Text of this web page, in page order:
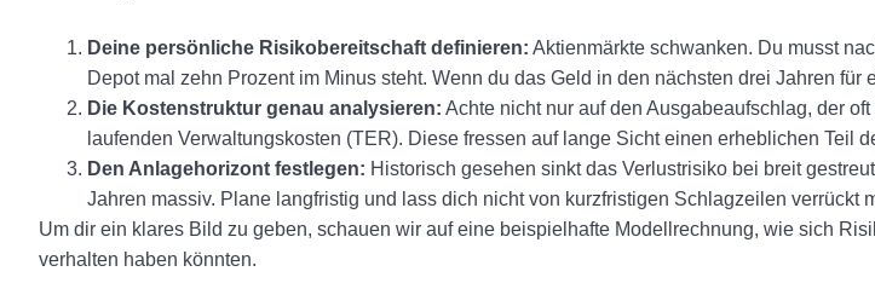
Deine persönliche Risikobereitschaft definieren: Aktienmärkte schwanken. Du musst
Depot mal zehn Prozent im Minus steht. Wenn du das Geld in den nächsten drei Jahren für
Die Kostenstruktur genau analysieren: Achte nicht nur auf den Ausgabeaufschlag, der
laufenden Verwaltungskosten (TER). Diese fressen auf lange Sicht einen erheblichen Teil
Den Anlagehorizont festlegen: Historisch gesehen sinkt das Verlustrisiko bei breit
Jahren massiv. Plane langfristig und lass dich nicht von kurzfristigen Schlagzeilen verrückt
Um dir ein klares Bild zu geben, schauen wir auf eine beispielhafte Modellrechnung, wie sich
verhalten haben könnten.